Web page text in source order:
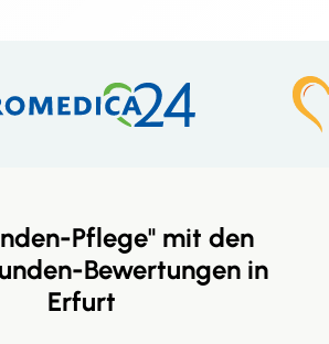
Pflege" mit den
Bewertungen in
Erfurt